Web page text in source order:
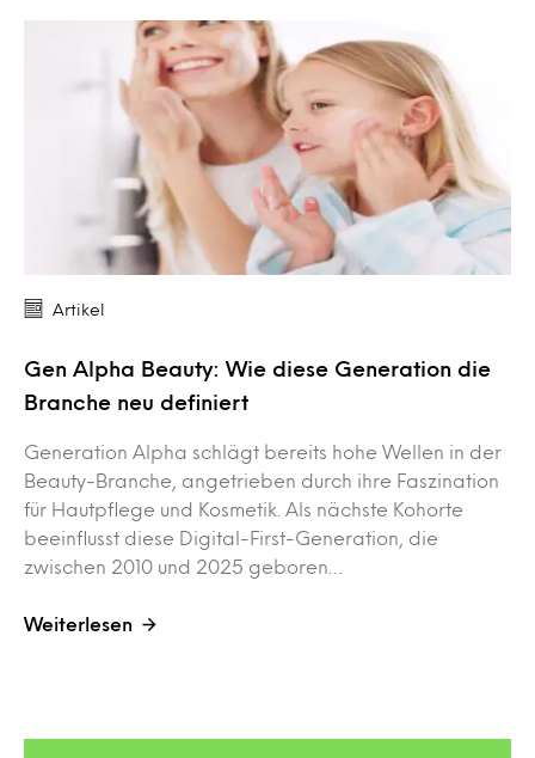
Artikel
Gen Alpha Beauty: Wie diese Generation die
Branche neu definiert
Generation Alpha schlägt bereits hohe Wellen in der
Beauty-Branche, angetrieben durch ihre Faszination
für Hautpflege und Kosmetik. Als nächste Kohorte
beeinflusst diese Digital-First-Generation, die
zwischen 2010 und 2025 geboren…
Weiterlesen